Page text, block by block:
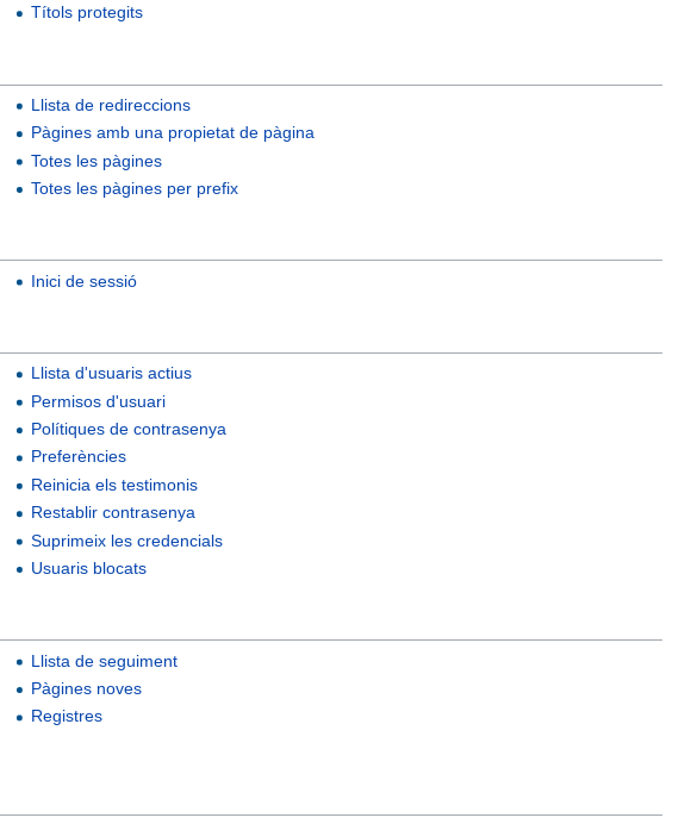
Títols protegits
Llista de redireccions
Pàgines amb una propietat de pàgina
Totes les pàgines
Totes les pàgines per prefix
Inici de sessió
Llista d'usuaris actius
Permisos d'usuari
Polítiques de contrasenya
Preferències
Reinicia els testimonis
Restablir contrasenya
Suprimeix les credencials
Usuaris blocats
Llista de seguiment
Pàgines noves
Registres